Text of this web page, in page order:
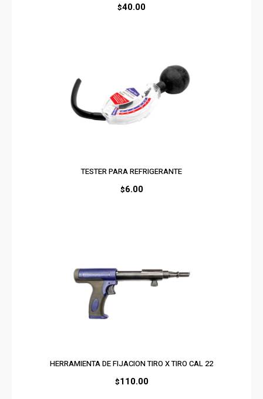
$40.00
TESTER PARA REFRIGERANTE
$6.00
HERRAMIENTA DE FIJACION TIRO X TIRO CAL 22
$110.00